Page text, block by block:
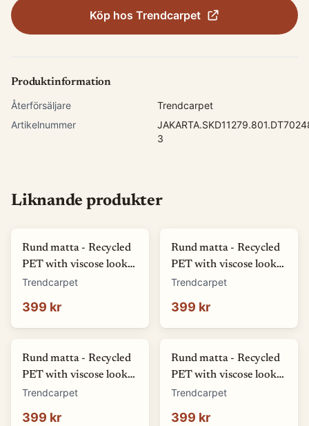
Köp hos Trendcarpet
Produktinformation
Återförsäljare
Trendcarpet
Artikelnummer
3
Liknande produkter
Rund matta - Recycled
PET with viscose look
(offwhite) (Storlek: Ø
Trendcarpet
399 kr
Rund matta - Recycled
PET with viscose look
(blå) (Storlek: Ø 80 cm)
Trendcarpet
399 kr
Rund matta - Recycled
PET with viscose look
(svart) (Storlek: Ø 80
Trendcarpet
399 kr
Rund matta - Recycled
PET with viscose look
(rosa) (Storlek: Ø 80
Trendcarpet
399 kr